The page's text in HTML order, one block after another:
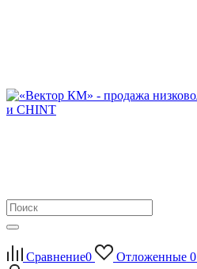
Сравнение0 Отложенные 0